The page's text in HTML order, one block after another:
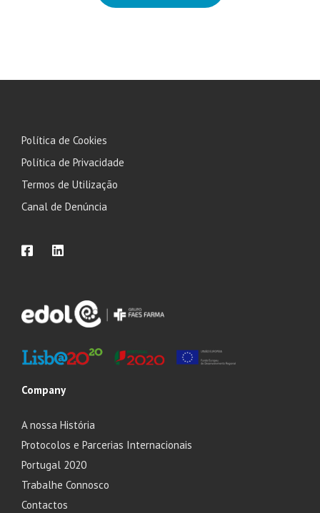
Política de Cookies
Política de Privacidade
Termos de Utilização
Canal de Denúncia
Company
A nossa História
Protocolos e Parcerias Internacionais
Portugal 2020
Trabalhe Connosco
Contactos